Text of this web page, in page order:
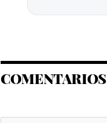
COMENTARIOS